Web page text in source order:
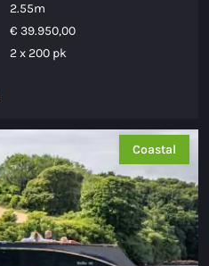
2.55m
€ 39.950,00
2 x 200 pk
Coastal